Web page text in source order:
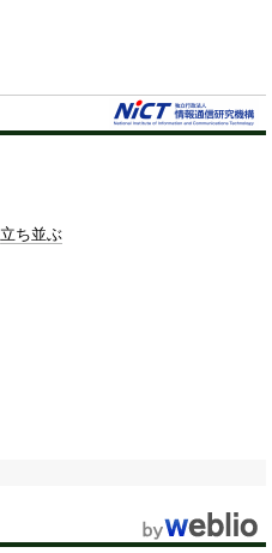
立ち並ぶ